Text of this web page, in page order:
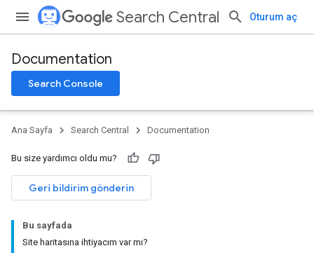
Search Central Oturum aç
Documentation
Search Console
Ana Sayfa Search Central Documentation
Bu size yardımcı oldu mu?
Geri bildirim gönderin
Bu sayfada
Site haritasına ihtiyacım var mı?